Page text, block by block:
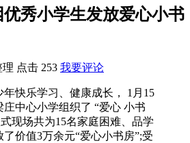
秀小学生发放爱心小书
理 点击 253 我要评论
年快乐学习、健康成长， 1月15
庄中心小学组织了 “爱心 小书
现场共为15名家庭困难、品学
价值3万余元“爱心小书房”;受